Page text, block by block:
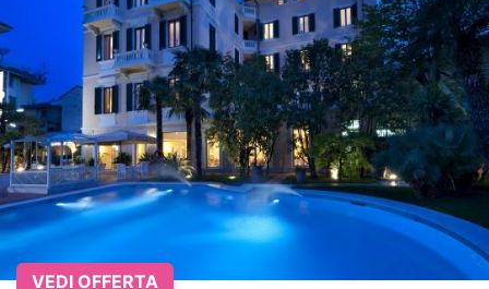
VEDI OFFERTA